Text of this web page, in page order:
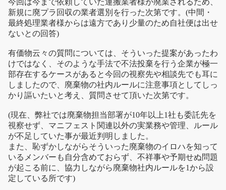
新規に廃プラ回収の業者選別を行った次第です。(中間・
最終処理業者様からは遠方であり少量のため自社便は出せ
ないとの回答)
有価物云々の質問については、そういった提案があったわ
けではなく、そのような手法で不法投棄を行う企業が極一
部存在するケースがあると今回の視察先や相談先でも耳に
しましたので、廃棄物の社内ルールに注意事項としてしっ
かり謳いたいと考え、質問させて頂いた次第です。
(現在、弊社では廃棄物担当部署が10年以上1社も委託先を
視察せず、マニフェスト関連以外の実業務や管理、ルール
が不足していた事が最近判明しました。
また、恥ずかしながらそういった廃棄物のイロハを知って
いるメンバーも自分含めておらず、不祥事や予期せぬ問題
が起こる前に、協力しながら廃棄物社内ルールを1から設
定している所です)